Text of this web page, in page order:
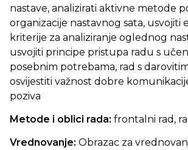
nastave, analizirati aktivne metode
organizacije nastavnog sata, usvojiti
kriterije za analiziranje oglednog
usvojiti principe pristupa radu s
posebnim potrebama, rad s
osvijestiti važnost dobre
poziva
Metode i oblici rada: frontalni rad,
Vrednovanje: Obrazac za